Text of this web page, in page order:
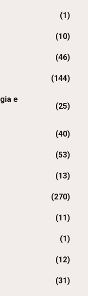
(1)
(10)
(46)
(144)
e
(25)
(40)
(53)
(13)
(270)
(11)
(1)
(12)
(31)